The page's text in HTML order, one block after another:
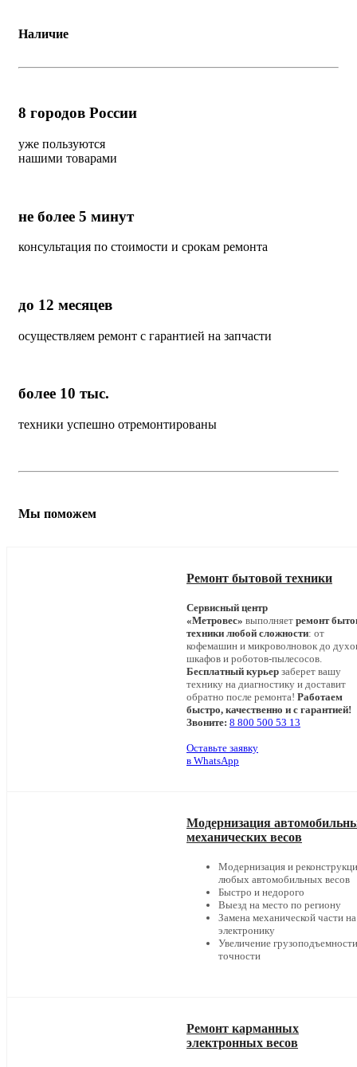
Наличие
8 городов России
уже пользуются
нашими товарами
не более 5 минут
консультация по стоимости и срокам ремонта
до 12 месяцев
осуществляем ремонт с гарантией на запчасти
более 10 тыс.
техники успешно отремонтированы
Мы поможем
Ремонт бытовой техники
Сервисный центр
«Метровес» выполняет ремонт
техники любой сложности: от
кофемашин и микроволновок до
шкафов и роботов-пылесосов.
Бесплатный курьер заберет вашу
технику на диагностику и доставит
обратно после ремонта! Работаем
быстро, качественно и с гарантией!
Звоните: 8 800 500 53 13
Оставьте заявку
в WhatsApp
Модернизация
механических весов
Модернизация и
любых автомобильных весов
Быстро и недорого
Выезд на место по региону
Замена механической части на
электронику
Увеличение
точности
Ремонт карманных
электронных весов